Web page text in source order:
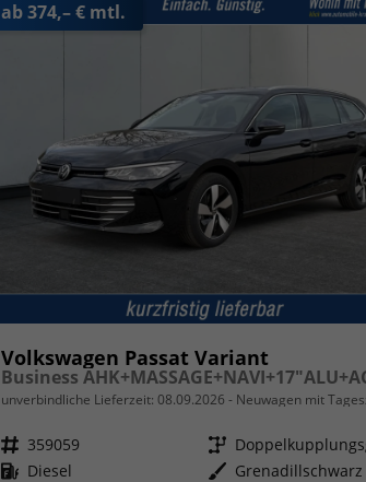
ab 374,– € mtl.
Volkswagen Passat Variant
unverbindliche Lieferzeit: 08.09.2026 Neuwagen mit
Fahrzeugnr. 359059 Getriebe
Kraftstoff Diesel Außenfarbe